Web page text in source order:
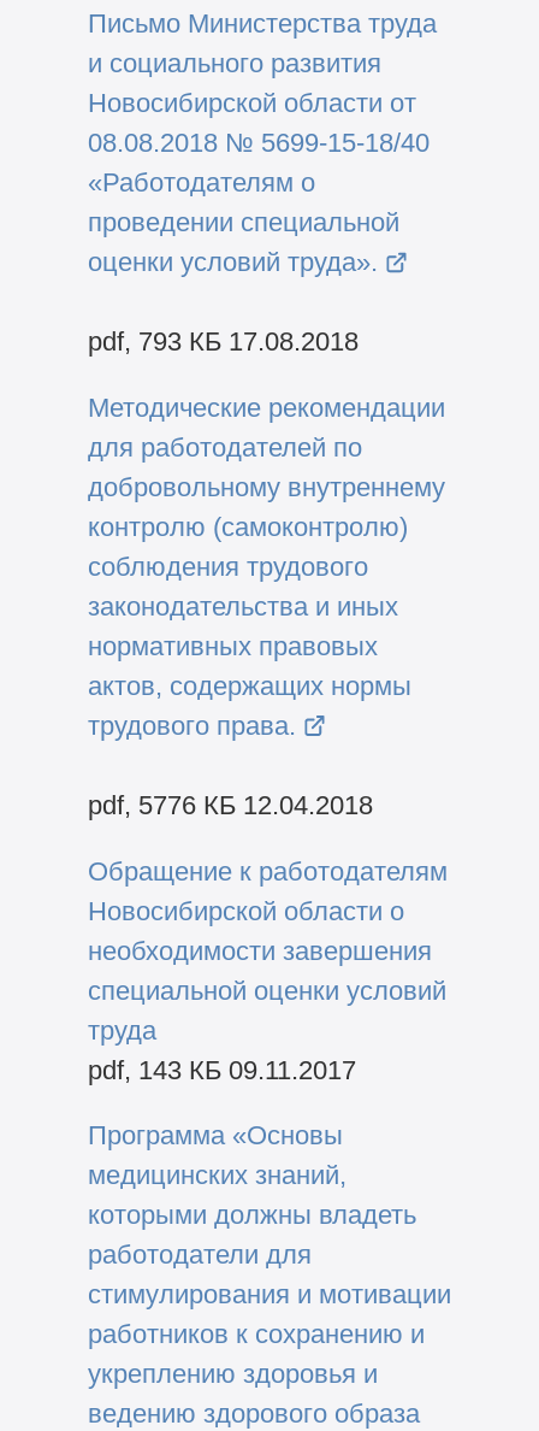
Письмо Министерства труда
и социального развития
Новосибирской области от
08.08.2018 № 5699-15-18/40
«Работодателям о
проведении специальной
оценки условий труда».
pdf, 793 КБ 17.08.2018
Методические рекомендации
для работодателей по
добровольному внутреннему
контролю (самоконтролю)
соблюдения трудового
законодательства и иных
нормативных правовых
актов, содержащих нормы
трудового права.
pdf, 5776 КБ 12.04.2018
Обращение к работодателям
Новосибирской области о
необходимости завершения
специальной оценки условий
труда
pdf, 143 КБ 09.11.2017
Программа «Основы
медицинских знаний,
которыми должны владеть
работодатели для
стимулирования и мотивации
работников к сохранению и
укреплению здоровья и
ведению здорового образа